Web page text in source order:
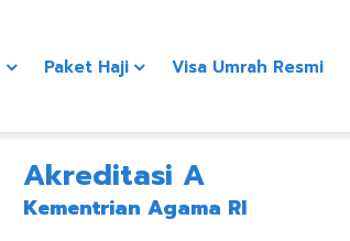
Paket Haji Visa Umrah Resmi
Akreditasi A
Kementrian Agama RI